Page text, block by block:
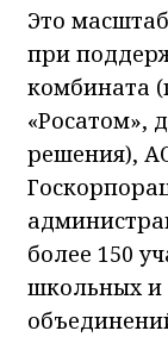
Это
при
комбината
«Росатом»,
решения),
более 150
школьных и